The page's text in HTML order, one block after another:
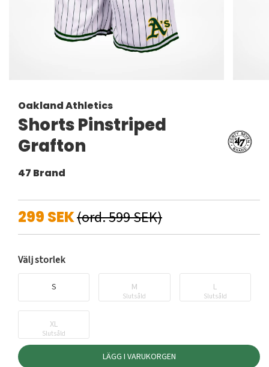
Oakland Athletics
Shorts Pinstriped
Grafton
47 Brand
299 SEK(ord. 599 SEK)
Välj storlek
S M
Slutsåld
L
Slutsåld
XL
Slutsåld
LÄGG I VARUKORGEN